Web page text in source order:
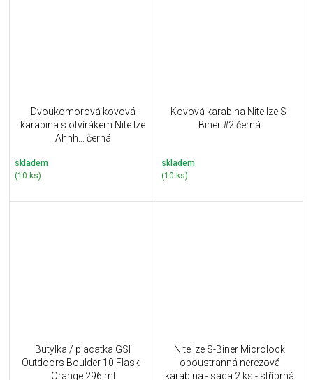
Dvoukomorová kovová
karabina s otvírákem Nite Ize
Ahhh... černá
skladem
(10 ks)
Kovová karabina Nite Ize S-
Biner #2 černá
skladem
(10 ks)
Butylka / placatka GSI
Outdoors Boulder 10 Flask -
Orange 296 ml
Nite Ize S-Biner Microlock
oboustranná nerezová
karabina - sada 2 ks - stříbrná